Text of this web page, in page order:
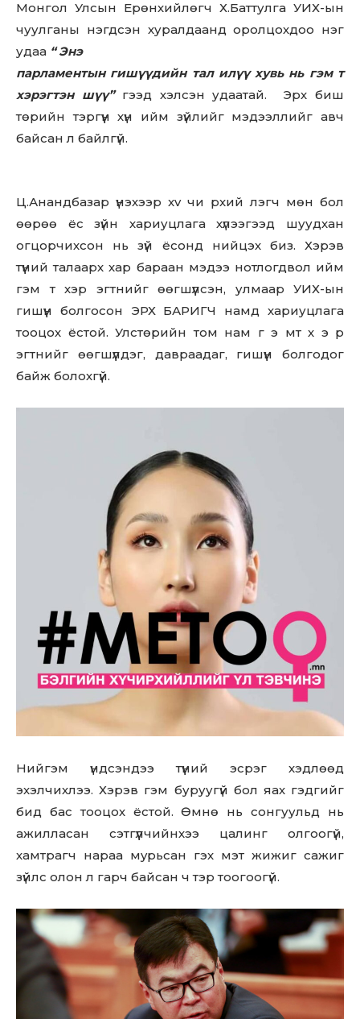
Don't miss
out!
Монгол Улсын Ерөнхийлөгч Х.Баттулга УИХ-ын
чуулганы нэгдсэн хуралдаанд оролцохдоо нэг
удаа “ Энэ
парламентын гишүүдийн тал илүү хувь нь гэм т
xэpэгтэн шүү”гээд хэлсэн удаатай. Эрх биш
төрийн тэргүүн хүн ийм зүйлийг мэдээллийг авч
байсан л байлгүй.
Ц.Анандбазар үнэхээр xv чи рхий лэгч мөн бол
өөрөө ёс зүйн хариуцлага хүлээгээд шуудхан
огцорчихсон нь зүй ёсонд нийцэх биз. Хэрэв
түүний талаарх хар бараан мэдээ нотлогдвол ийм
гэм т хэр эгтнийг өөгшүүлсэн, улмаар УИХ-ын
гишүүн болгосон ЭРХ БАРИГЧ намд хариуцлага
тооцох ёстой. Улстөрийн том нам г э мт х э р
эгтнийг өөгшүүлдэг, давpaaдаг, гишүүн болгодог
байж болохгүй.
Нийгэм үндсэндээ түүний эсрэг хэдлөөд
эхэлчихлээ. Хэрэв гэм буруугүй бол яах гэдгийг
бид бас тооцох ёстой. Өмнө нь сонгуульд нь
ажилласан сэтгүүлчийнхээ цалинг олгоогүй,
хамтрагч нараа мypьсан гэх мэт жижиг сажиг
зүйлс олон л гарч байсан ч тэр тоогоогүй.